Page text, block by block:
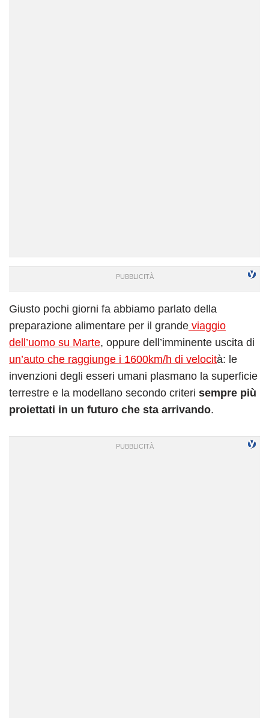
Giusto pochi giorni fa abbiamo parlato della
preparazione alimentare per il grande viaggio
dell’uomo su Marte, oppure dell’imminente uscita di
un’auto che raggiunge i 1600km/h di velocità: le
invenzioni degli esseri umani plasmano la superficie
terrestre e la modellano secondo criteri sempre più
proiettati in un futuro che sta arrivando.